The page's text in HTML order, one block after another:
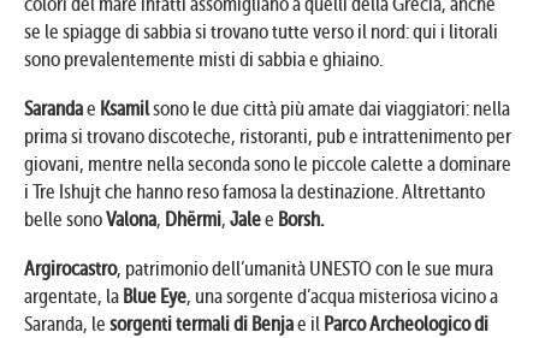
se le spiagge di sabbia si trovano tutte verso il nord: qui i litorali
sono prevalentemente misti di sabbia e ghiaino.
Sarandae Ksamilsono le due città più amate dai viaggiatori: nella
prima si trovano discoteche, ristoranti, pub e intrattenimento per
giovani, mentre nella seconda sono le piccole calette a dominare
i Tre Ishujt che hanno reso famosa la destinazione. Altrettanto
belle sonoValona, Dhërmi, Jalee Borsh.
Argirocastro, patrimonio dell’umanità UNESTO con le sue mura
argentate, la Blue Eye, una sorgente d’acqua misteriosa vicino a
Saranda, le sorgenti termali di Benjae il Parco Archeologico di